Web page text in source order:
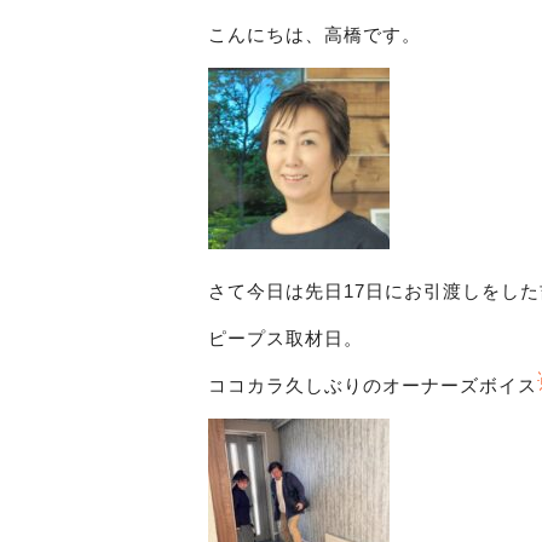
こんにちは、高橋です。
さて今日は先日17日にお引渡しをし
ピープス取材日。
ココカラ久しぶりのオーナーズボイス